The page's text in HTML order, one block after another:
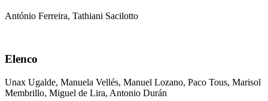
António Ferreira, Tathiani Sacilotto
Elenco
Unax Ugalde, Manuela Vellés, Manuel Lozano, Paco Tous, Marisol
Membrillo, Miguel de Lira, Antonio Durán